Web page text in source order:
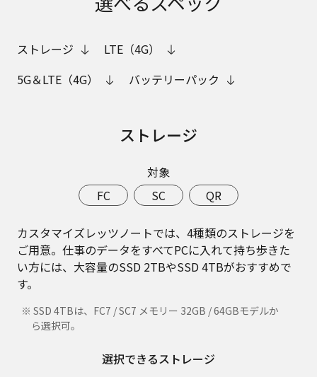
ストレージ
LTE（4G）
5G＆LTE（4G）
バッテリーパック
ストレージ
対象
FC
SC QR
カスタマイズレッツノートでは、4種類のストレージを
ご用意。仕事のデータをすべてPCに入れて持ち歩きた
い方には、大容量のSSD 2TBやSSD 4TBがおすすめで
す。
※ SSD 4TBは、FC7 / SC7 メモリー 32GB / 64GBモデルか
ら選択可。
選択できるストレージ